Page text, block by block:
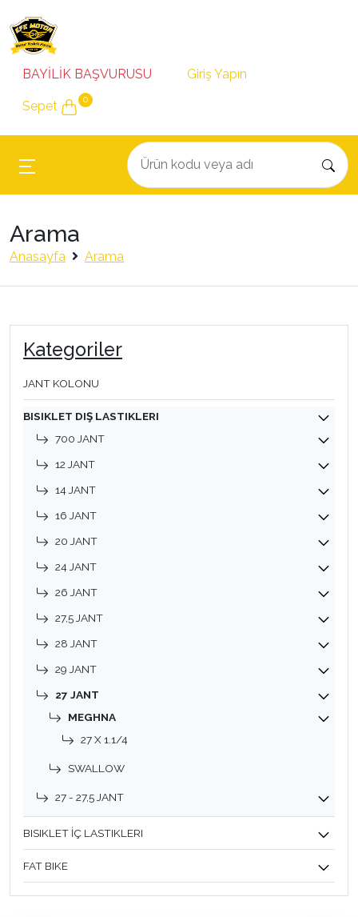
BAYİLİK BAŞVURUSU Giriş Yapın
Sepet 0
Arama
Anasayfa Arama
Kategoriler
JANT KOLONU
BISIKLET DIŞ LASTIKLERI
700 JANT
12 JANT
14 JANT
16 JANT
20 JANT
24 JANT
26 JANT
27,5 JANT
28 JANT
29 JANT
27 JANT
MEGHNA
27 X 1.1/4
SWALLOW
27 - 27,5 JANT
BISIKLET İÇ LASTIKLERI
FAT BIKE